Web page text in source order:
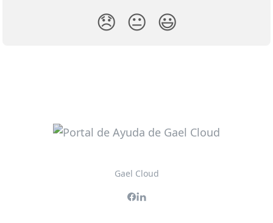
😞 😐 😃
Gael Cloud